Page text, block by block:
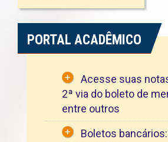
PORTAL ACADÊMICO
Acesse suas
2ª via do boleto de
entre outros
Boletos bancários: